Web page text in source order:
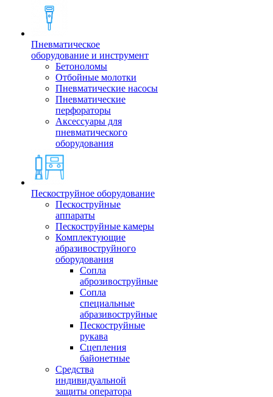
Пневматическое
оборудование и инструмент
Бетоноломы
Отбойные молотки
Пневматические насосы
Пневматические
перфораторы
Аксессуары для
пневматического
оборудования
Пескоструйное оборудование
Пескоструйные
аппараты
Пескоструйные камеры
Комплектующие
абразивоструйного
оборудования
Сопла
аброзивоструйные
Сопла
специальные
абразивоструйные
Пескоструйные
рукава
Сцепления
байонетные
Средства
индивидуальной
защиты оператора